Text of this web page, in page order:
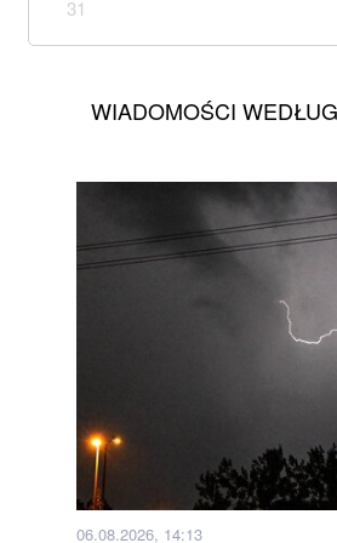
31
WIADOMOŚCI
06.08.2026, 14:13